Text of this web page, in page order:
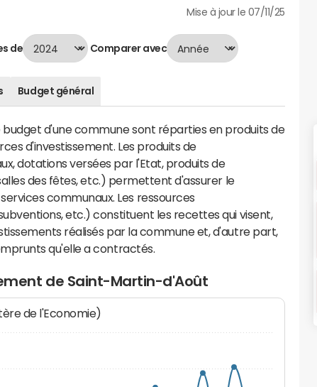
Mise à jour le 07/11/25
de Comparer avec
Budget général
d'une commune sont réparties en produits de
d'investissement. Les produits de
dotations versées par l'Etat, produits de
des fêtes, etc.) permettent d'assurer le
communaux. Les ressources
etc.) constituent les recettes qui visent,
réalisés par la commune et, d'autre part,
qu'elle a contractés.
de Saint-Martin-d'Août
de l'Economie)